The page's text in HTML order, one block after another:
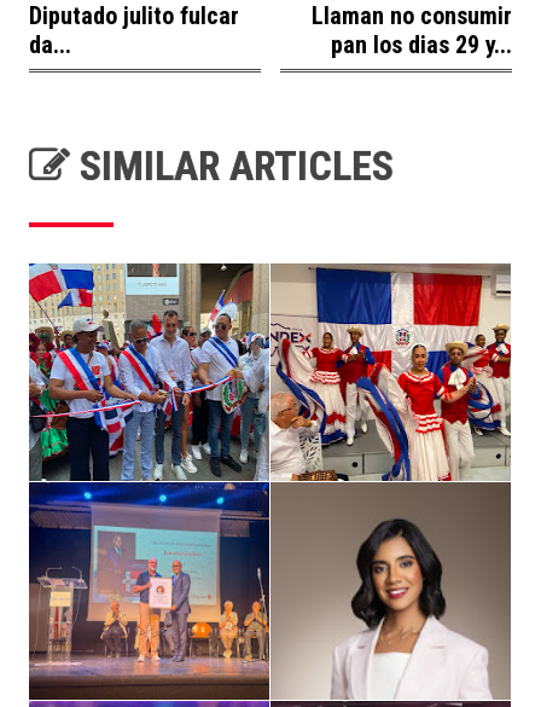
Diputado julito fulcar
da...
Llaman no consumir
pan los dias 29 y...
SIMILAR ARTICLES